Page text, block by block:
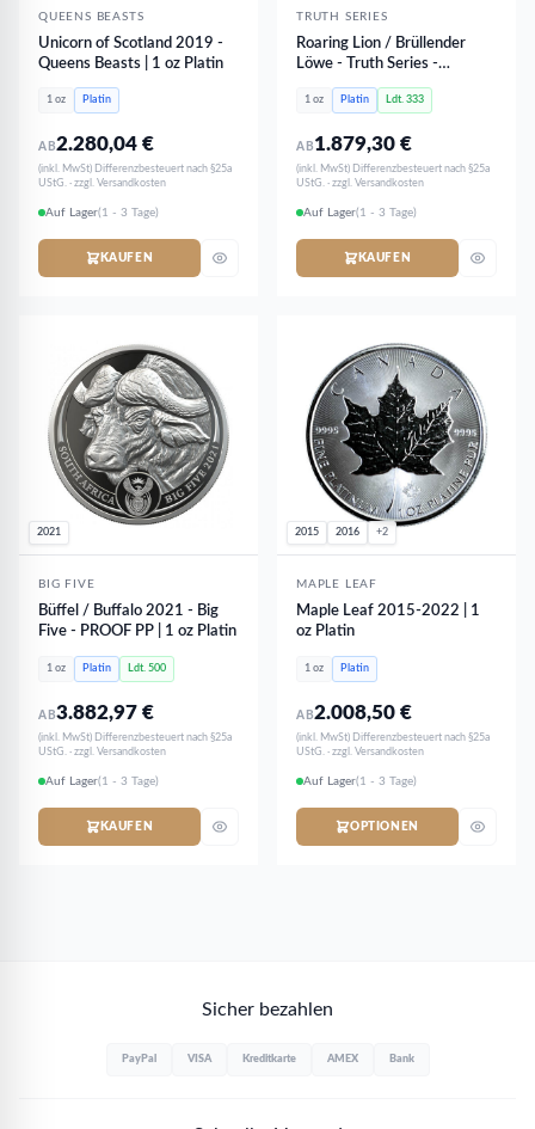
QUEENS BEASTS
Unicorn of Scotland 2019 -
Queens Beasts | 1 oz Platin
1 oz Platin
AB2.280,04€
(inkl. MwSt) Differenzbesteuert nach §25a
UStG. · zzgl. Versandkosten
Auf Lager(1 - 3 Tage)
KAUFEN
TRUTH SERIES
Roaring Lion / Brüllender
Löwe - Truth Series -
Reverse PROOF PP | 1 oz
Platin - NUR 333 Stk
1 oz Platin Ldt. 333
AB 1.879,30€
(inkl. MwSt) Differenzbesteuert nach §25a
UStG. · zzgl. Versandkosten
Auf Lager(1 - 3 Tage)
KAUFEN
2021
BIG FIVE
Büffel / Buffalo 2021 - Big
Five - PROOF PP | 1 oz Platin
1 oz Platin Ldt. 500
AB3.882,97€
(inkl. MwSt) Differenzbesteuert nach §25a
UStG. · zzgl. Versandkosten
Auf Lager(1 - 3 Tage)
KAUFEN
2015 2016 +2
MAPLE LEAF
Maple Leaf 2015-2022 | 1
oz Platin
1 oz Platin
AB2.008,50€
(inkl. MwSt) Differenzbesteuert nach §25a
UStG. · zzgl. Versandkosten
Auf Lager(1 - 3 Tage)
OPTIONEN
Sicher bezahlen
PayPal VISA Kreditkarte AMEX Bank